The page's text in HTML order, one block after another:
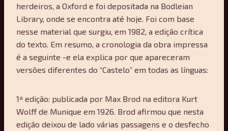
herdeiros, a Oxford e foi depositada na Bodleian
Library, onde se encontra até hoje. Foi com base
nesse material que surgiu, em 1982, a edição crítica
do texto. Em resumo, a cronologia da obra impressa
é a seguinte -e ela explica por que apareceram
versões diferentes do “Castelo” em todas as línguas:
1ª edição: publicada por Max Brod na editora Kurt
Wolff de Munique em 1926. Brod afirmou que nesta
edição deixou de lado várias passagens e o desfecho